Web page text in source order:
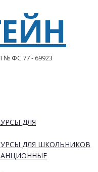
№ ФС 77 - 69923
ДЛЯ
ДЛЯ ШКОЛЬНИКОВ